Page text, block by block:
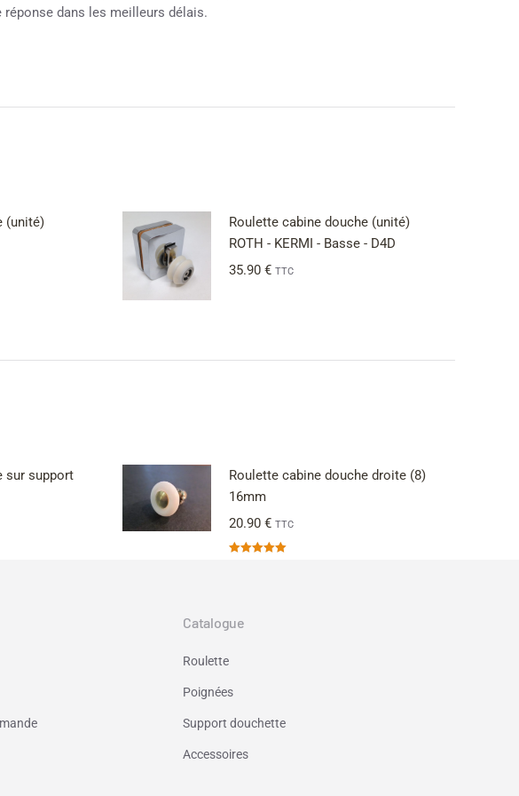
dans les meilleurs délais.
(unité)
Roulette cabine douche (unité)
ROTH - KERMI - Basse - D4D
35.90 € TTC
sur support
Roulette cabine douche droite (8)
16mm
20.90 € TTC
Catalogue
Roulette
Poignées
Support douchette
Accessoires